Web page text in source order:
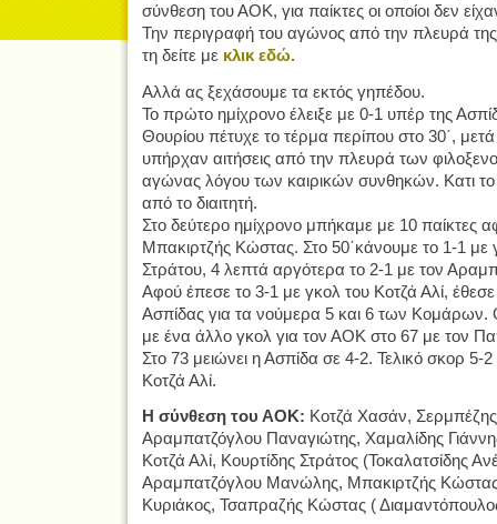
σύνθεση του ΑΟΚ, για παίκτες οι οποίοι δεν
Την περιγραφή του αγώνος από την πλευρά
τη δείτε με κλικ εδώ.
Αλλά ας ξεχάσουμε τα εκτός γηπέδου.
Το πρώτο ημίχρονο έλειξε με 0-1 υπέρ της
Θουρίου πέτυχε το τέρμα περίπου στο 30΄,
υπήρχαν αιτήσεις από την πλευρά των
αγώνας λόγου των καιρικών συνθηκών. Κατι το
από το διαιτητή.
Στο δεύτερο ημίχρονο μπήκαμε με 10 παίκτες
Μπακιρτζής Κώστας. Στο 50΄κάνουμε το 1-1 με
Στράτου, 4 λεπτά αργότερα το 2-1 με τον
Αφού έπεσε το 3-1 με γκολ του Κοτζά Αλί,
Ασπίδας για τα νούμερα 5 και 6 των Κομάρων.
με ένα άλλο γκολ για τον ΑΟΚ στο 67 με τον
Στο 73 μειώνει η Ασπίδα σε 4-2. Τελικό σκορ 5-
Κοτζά Αλί.
Η σύνθεση του ΑΟΚ: Κοτζά Χασάν, Σερμπέζης
Αραμπατζόγλου Παναγιώτης, Χαμαλίδης
Κοτζά Αλί, Κουρτίδης Στράτος (Τοκαλατσίδης
Αραμπατζόγλου Μανώλης, Μπακιρτζής
Κυριάκος, Τσαπραζής Κώστας (